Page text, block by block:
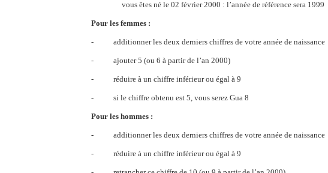
vous êtes né le 02 février 2000 : l’année de référence sera 1999
Pour les femmes :
- additionner les deux derniers chiffres de votre année de naissance
- ajouter 5 (ou 6 à partir de l’an 2000)
- réduire à un chiffre inférieur ou égal à 9
- si le chiffre obtenu est 5, vous serez Gua 8
Pour les hommes :
- additionner les deux derniers chiffres de votre année de naissance
- réduire à un chiffre inférieur ou égal à 9